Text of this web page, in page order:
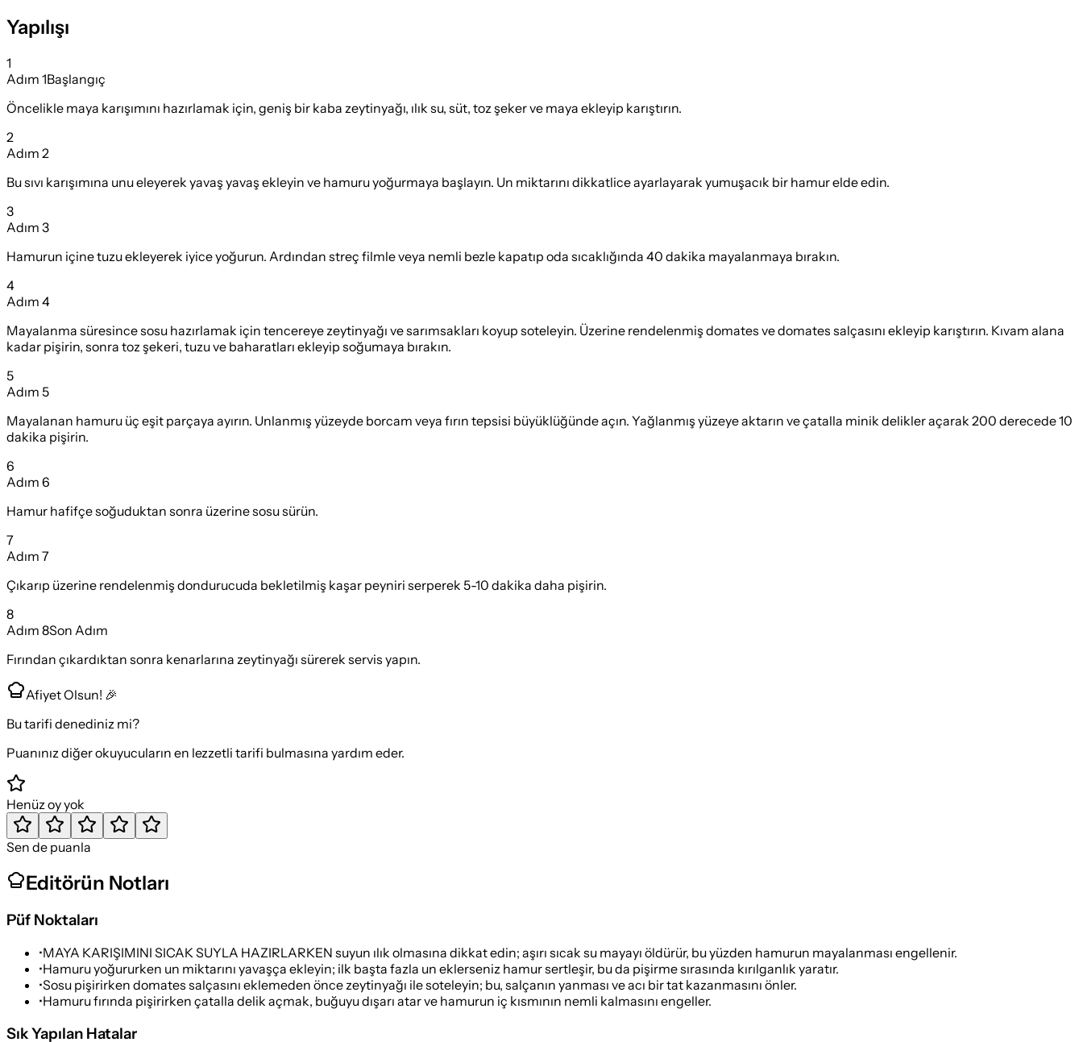
Yapılışı
1
Adım 1Başlangıç
Öncelikle maya karışımını hazırlamak için, geniş bir kaba zeytinyağı, ılık su, süt, toz şeker ve maya ekleyip karıştırın.
2
Adım 2
Bu sıvı karışımına unu eleyerek yavaş yavaş ekleyin ve hamuru yoğurmaya başlayın. Un miktarını dikkatlice ayarlayarak yumuşacık bir hamur elde edin.
3
Adım 3
Hamurun içine tuzu ekleyerek iyice yoğurun. Ardından streç filmle veya nemli bezle kapatıp oda sıcaklığında 40 dakika mayalanmaya bırakın.
4
Adım 4
Mayalanma süresince sosu hazırlamak için tencereye zeytinyağı ve sarımsakları koyup soteleyin. Üzerine rendelenmiş domates ve domates salçasını ekleyip karıştırın. Kıvam alana
kadar pişirin, sonra toz şekeri, tuzu ve baharatları ekleyip soğumaya bırakın.
5
Adım 5
Mayalanan hamuru üç eşit parçaya ayırın. Unlanmış yüzeyde borcam veya fırın tepsisi büyüklüğünde açın. Yağlanmış yüzeye aktarın ve çatalla minik delikler açarak 200 derecede 10
dakika pişirin.
6
Adım 6
Hamur hafifçe soğuduktan sonra üzerine sosu sürün.
7
Adım 7
Çıkarıp üzerine rendelenmiş dondurucuda bekletilmiş kaşar peyniri serperek 5-10 dakika daha pişirin.
8
Adım 8Son Adım
Fırından çıkardıktan sonra kenarlarına zeytinyağı sürerek servis yapın.
Afiyet Olsun! 🎉
Bu tarifi denediniz mi?
Puanınız diğer okuyucuların en lezzetli tarifi bulmasına yardım eder.
Henüz oy yok
Sen de puanla
Editörün Notları
Püf Noktaları
•MAYA KARIŞIMINI SICAK SUYLA HAZIRLARKEN suyun ılık olmasına dikkat edin; aşırı sıcak su mayayı öldürür, bu yüzden hamurun mayalanması engellenir.
•Hamuru yoğururken un miktarını yavaşça ekleyin; ilk başta fazla un eklerseniz hamur sertleşir, bu da pişirme sırasında kırılganlık yaratır.
•Sosu pişirirken domates salçasını eklemeden önce zeytinyağı ile soteleyin; bu, salçanın yanması ve acı bir tat kazanmasını önler.
•Hamuru fırında pişirirken çatalla delik açmak, buğuyu dışarı atar ve hamurun iç kısmının nemli kalmasını engeller.
Sık Yapılan Hatalar